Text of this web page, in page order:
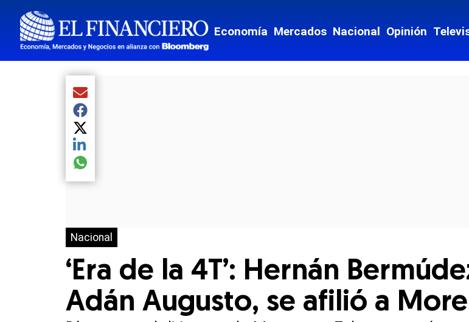
Economía Mercados Nacional Opinión
Nacional
‘Era de la 4T’: Hernán
Adán Augusto, se afilió a
Compartir el artículo actual mediante Email
Compartir el artículo actual mediante Facebook
Compartir el artículo actual mediante Twitter
Compartir el artículo actual mediante LinkedIn
Compartir el artículo actual mediante global.social-whatsapp